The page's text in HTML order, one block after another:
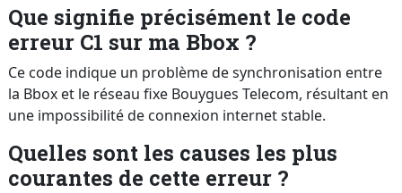
Que signifie précisément le code
erreur C1 sur ma Bbox ?
Ce code indique un problème de synchronisation entre
la Bbox et le réseau fixe Bouygues Telecom, résultant en
une impossibilité de connexion internet stable.
Quelles sont les causes les plus
courantes de cette erreur ?